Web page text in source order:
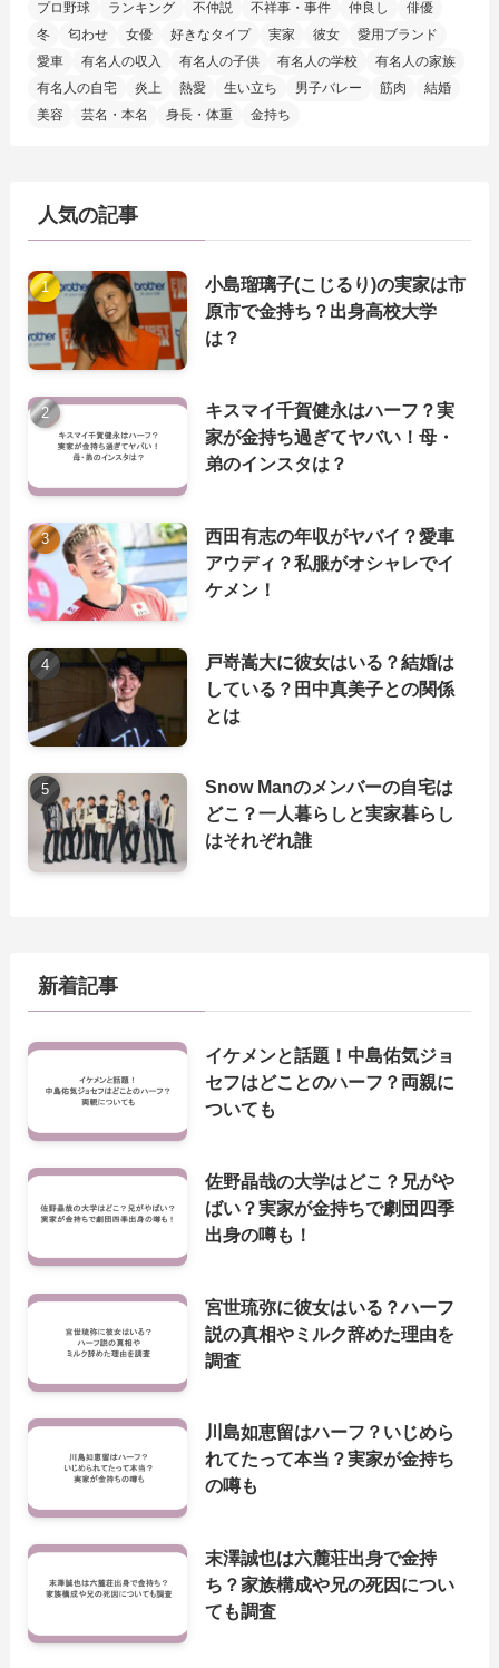
プロ野球
ランキング 不仲説 不祥事・事件 仲良し
俳優
冬
匂わせ 女優 好きなタイプ 実家 彼女
愛用ブランド
愛車
有名人の収入 有名人の子供 有名人の学校
有名人の家族
有名人の自宅
炎上 熱愛 生い立ち 男子バレー 筋肉
結婚
美容
芸名・本名 身長・体重 金持ち
人気の記事
小島瑠璃子(こじるり)の実家は市
原市で金持ち？出身高校大学
は？
キスマイ千賀健永はハーフ？実
家が金持ち過ぎてヤバい！母・
弟のインスタは？
西田有志の年収がヤバイ？愛車
アウディ？私服がオシャレでイ
ケメン！
戸嵜嵩大に彼女はいる？結婚は
している？田中真美子との関係
とは
Snow Manのメンバーの自宅は
どこ？一人暮らしと実家暮らし
はそれぞれ誰
新着記事
イケメンと話題！中島佑気ジョ
セフはどことのハーフ？両親に
ついても
佐野晶哉の大学はどこ？兄がや
ばい？実家が金持ちで劇団四季
出身の噂も！
宮世琉弥に彼女はいる？ハーフ
説の真相やミルク辞めた理由を
調査
川島如恵留はハーフ？いじめら
れてたって本当？実家が金持ち
の噂も
末澤誠也は六麓荘出身で金持
ち？家族構成や兄の死因につい
ても調査